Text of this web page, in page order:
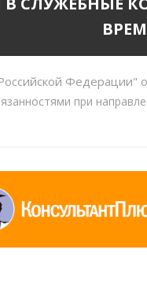
Федерации"
при